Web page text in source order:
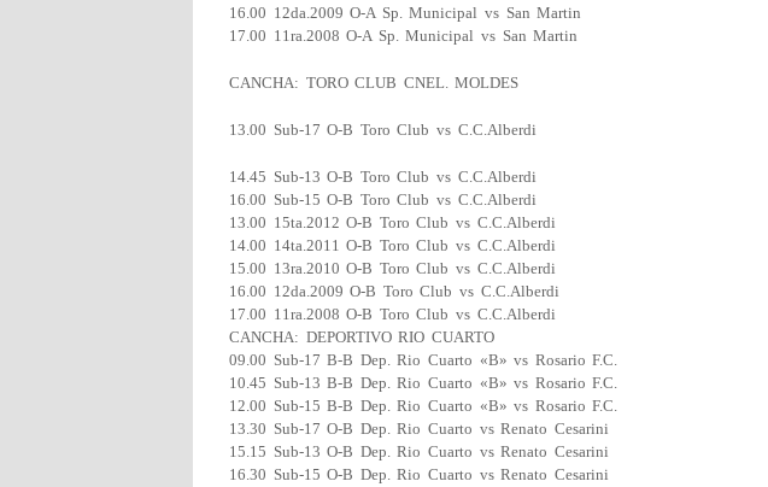
16.00 12da.2009 O-A Sp. Municipal vs San Martin
17.00 11ra.2008 O-A Sp. Municipal vs San Martin
CANCHA: TORO CLUB CNEL. MOLDES
13.00 Sub-17 O-B Toro Club vs C.C.Alberdi
14.45 Sub-13 O-B Toro Club vs C.C.Alberdi
16.00 Sub-15 O-B Toro Club vs C.C.Alberdi
13.00 15ta.2012 O-B Toro Club vs C.C.Alberdi
14.00 14ta.2011 O-B Toro Club vs C.C.Alberdi
15.00 13ra.2010 O-B Toro Club vs C.C.Alberdi
16.00 12da.2009 O-B Toro Club vs C.C.Alberdi
17.00 11ra.2008 O-B Toro Club vs C.C.Alberdi
CANCHA: DEPORTIVO RIO CUARTO
09.00 Sub-17 B-B Dep. Rio Cuarto «B» vs Rosario F.C.
10.45 Sub-13 B-B Dep. Rio Cuarto «B» vs Rosario F.C.
12.00 Sub-15 B-B Dep. Rio Cuarto «B» vs Rosario F.C.
13.30 Sub-17 O-B Dep. Rio Cuarto vs Renato Cesarini
15.15 Sub-13 O-B Dep. Rio Cuarto vs Renato Cesarini
16.30 Sub-15 O-B Dep. Rio Cuarto vs Renato Cesarini